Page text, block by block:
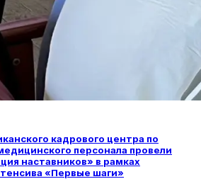
кадрового центра по
персонала провели
наставников» в рамках
«Первые шаги»